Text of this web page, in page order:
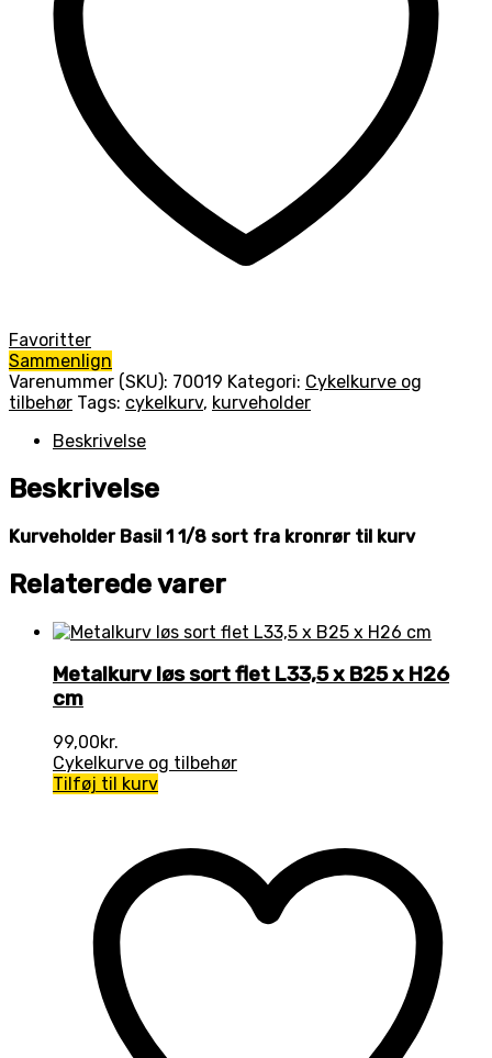
Favoritter
Sammenlign
Varenummer (SKU): 70019 Kategori: Cykelkurve og
tilbehør Tags: cykelkurv, kurveholder
Beskrivelse
Beskrivelse
Kurveholder Basil 1 1/8 sort fra kronrør til kurv
Relaterede varer
Metalkurv løs sort flet L33,5 x B25 x H26
cm
99,00kr.
Cykelkurve og tilbehør
Tilføj til kurv